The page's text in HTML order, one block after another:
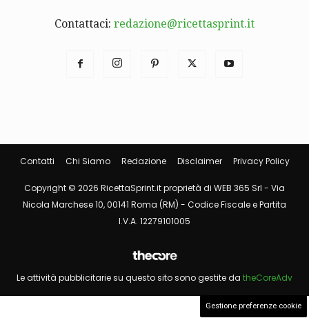
Contattaci: redazione@ricettasprint.it
Contatti Chi Siamo Redazione Disclaimer Privacy Policy
Copyright © 2026 RicettaSprint.it proprietà di WEB 365 Srl - Via
Nicola Marchese 10, 00141 Roma (RM) - Codice Fiscale e Partita
I.V.A. 12279101005
Le attività pubblicitarie su questo sito sono gestite da theCoreAdv
Gestione preferenze cookie